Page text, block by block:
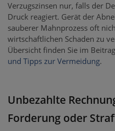
Verzugszinsen nur, falls der
Druck reagiert. Gerät der
sauberer Mahnprozess oft
wirtschaftlichen Schaden zu
Übersicht finden Sie im Beitrag
und Tipps zur Vermeidung.
Unbezahlte
Forderung oder